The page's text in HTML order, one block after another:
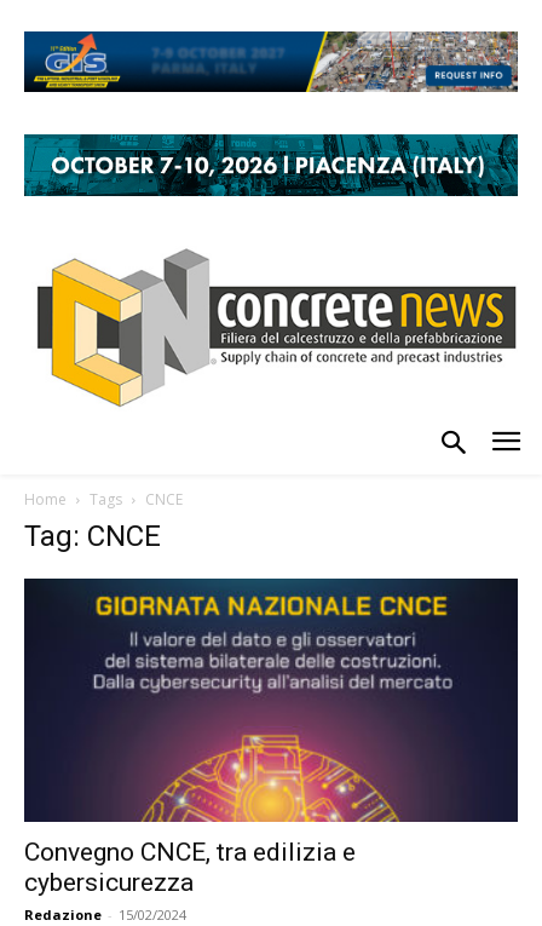
Home Tags CNCE
Tag: CNCE
Convegno CNCE, tra edilizia e
cybersicurezza
Redazione - 15/02/2024